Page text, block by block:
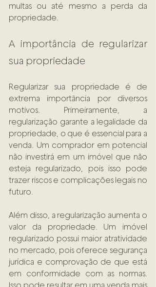
multas ou até mesmo a perda da
propriedade.
A importância de regularizar
sua propriedade
Regularizar sua propriedade é de
extrema importância por diversos
motivos. Primeiramente, a
regularização garante a legalidade da
propriedade, o que é essencial para a
venda. Um comprador em potencial
não investirá em um imóvel que não
esteja regularizado, pois isso pode
trazer riscos e complicações legais no
futuro.
Além disso, a regularização aumenta o
valor da propriedade. Um imóvel
regularizado possui maior atratividade
no mercado, pois oferece segurança
jurídica e comprovação de que está
em conformidade com as normas.